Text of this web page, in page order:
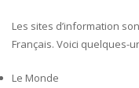
Les sites d’information
Français. Voici quelques-
Le Monde